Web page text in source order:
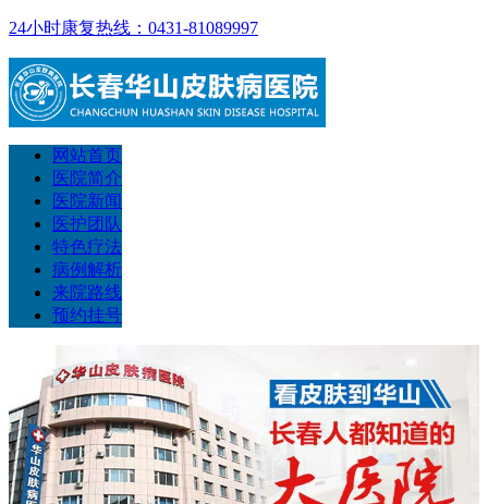
24小时康复热线：0431-81089997
网站首页
医院简介
医院新闻
医护团队
特色疗法
病例解析
来院路线
预约挂号